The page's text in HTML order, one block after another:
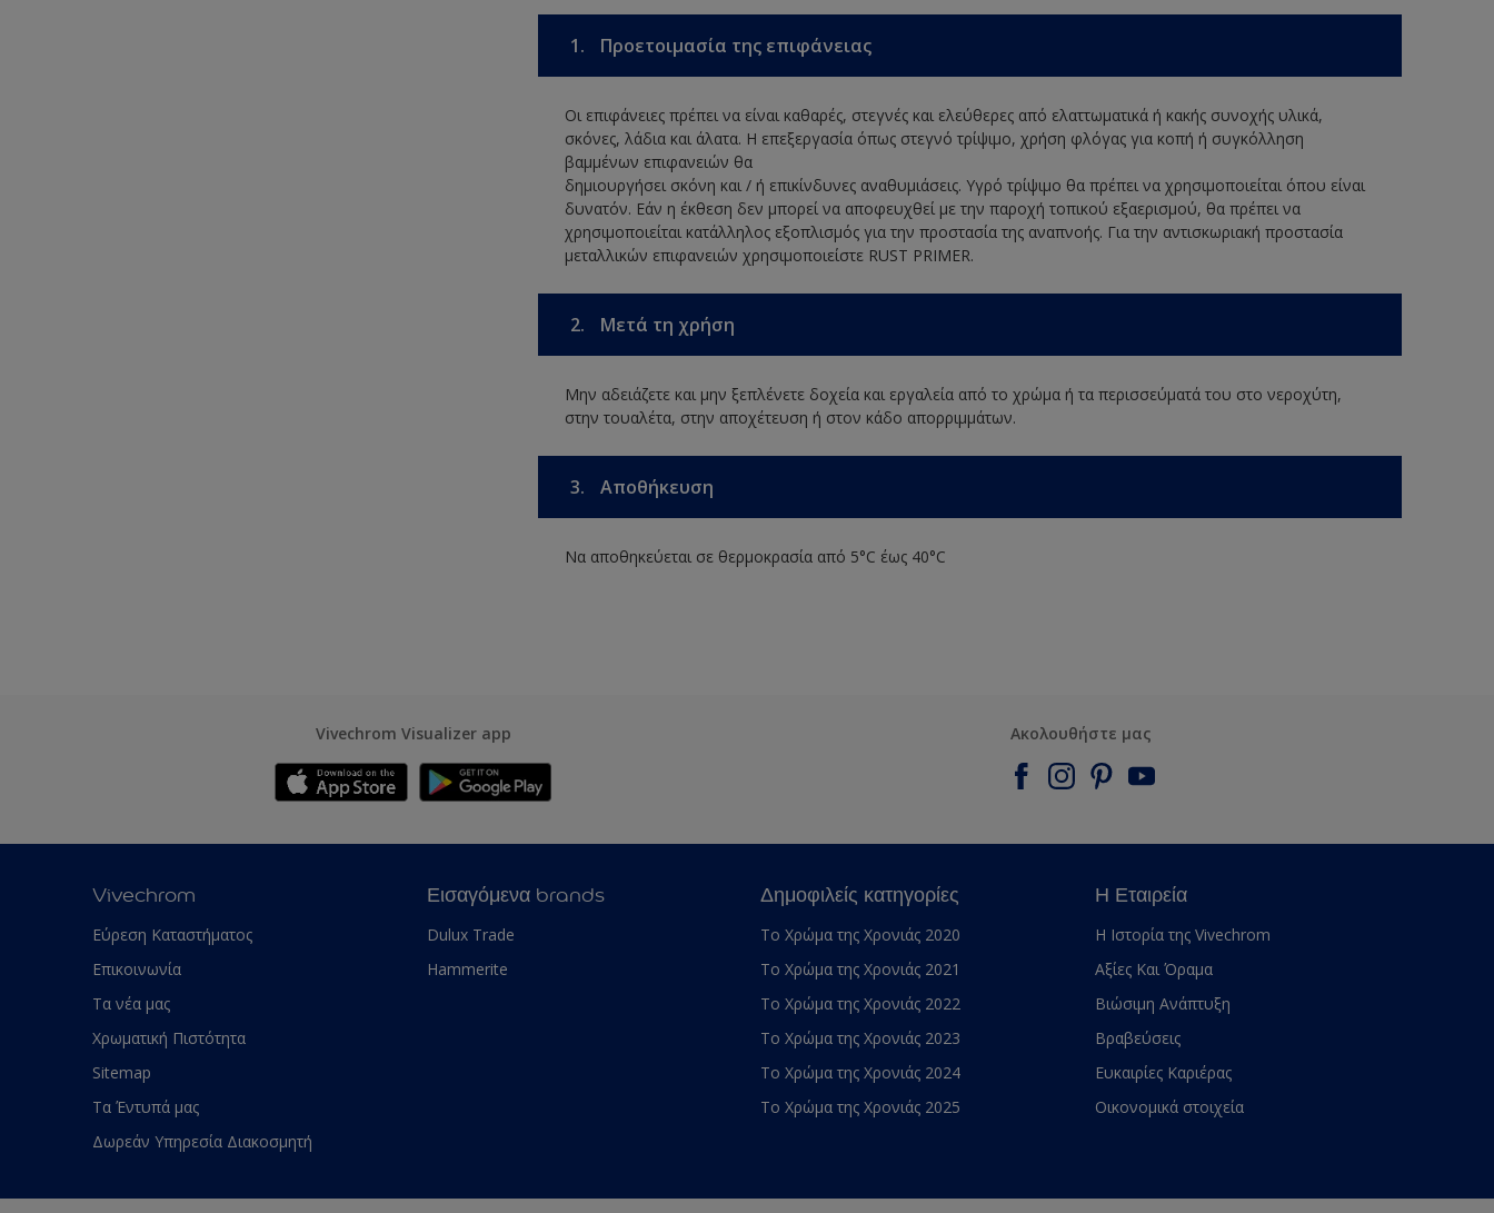
1. Προετοιμασία της επιφάνειας
Οι επιφάνειες πρέπει να είναι καθαρές, στεγνές και ελεύθερες από ελαττωματικά ή κακής συνοχής υλικά,
σκόνες, λάδια και άλατα. Η επεξεργασία όπως στεγνό τρίψιμο, χρήση φλόγας για κοπή ή συγκόλληση
βαμμένων επιφανειών θα
δημιουργήσει σκόνη και / ή επικίνδυνες αναθυμιάσεις. Υγρό τρίψιμο θα πρέπει να χρησιμοποιείται όπου είναι
δυνατόν. Εάν η έκθεση δεν μπορεί να αποφευχθεί με την παροχή τοπικού εξαερισμού, θα πρέπει να
χρησιμοποιείται κατάλληλος εξοπλισμός για την προστασία της αναπνοής. Για την αντισκωριακή προστασία
μεταλλικών επιφανειών χρησιμοποιείστε RUST PRIMER.
2. Μετά τη χρήση
Μην αδειάζετε και μην ξεπλένετε δοχεία και εργαλεία από το χρώμα ή τα περισσεύματά του στο νεροχύτη,
στην τουαλέτα, στην αποχέτευση ή στον κάδο απορριμμάτων.
3. Αποθήκευση
Να αποθηκεύεται σε θερμοκρασία από 5°C έως 40°C
Vivechrom Visualizer app Ακολουθήστε μας
Vivechrom
Εύρεση Καταστήματος
Επικοινωνία
Τα νέα μας
Χρωματική Πιστότητα
Sitemap
Τα Έντυπά μας
Δωρεάν Υπηρεσία Διακοσμητή
Εισαγόμενα brands
Dulux Trade
Hammerite
Δημοφιλείς κατηγορίες
Το Χρώμα της Χρονιάς 2020
Το Χρώμα της Χρονιάς 2021
Το Χρώμα της Χρονιάς 2022
Το Χρώμα της Χρονιάς 2023
Το Χρώμα της Χρονιάς 2024
Το Χρώμα της Χρονιάς 2025
Η Εταιρεία
Η Ιστορία της Vivechrom
Αξίες Και Όραμα
Βιώσιμη Ανάπτυξη
Βραβεύσεις
Ευκαιρίες Καριέρας
Οικονομικά στοιχεία